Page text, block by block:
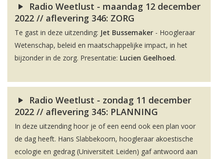
Radio Weetlust - maandag 12 december
2022 // aflevering 346: ZORG
Te gast in deze uitzending: Jet Bussemaker - Hoogleraar
Wetenschap, beleid en maatschappelijke impact, in het
bijzonder in de zorg. Presentatie: Lucien Geelhoed.
Radio Weetlust - zondag 11 december
2022 // aflevering 345: PLANNING
In deze uitzending hoor je of een eend ook een plan voor
de dag heeft. Hans Slabbekoorn, hoogleraar akoestische
ecologie en gedrag (Universiteit Leiden) gaf antwoord aan